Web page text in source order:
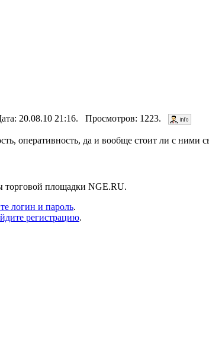
20.08.10 21:16. Просмотров: 1223.
оперативность, да и вообще стоит ли с ними
торговой площадки NGE.RU.
логин и пароль.
регистрацию.